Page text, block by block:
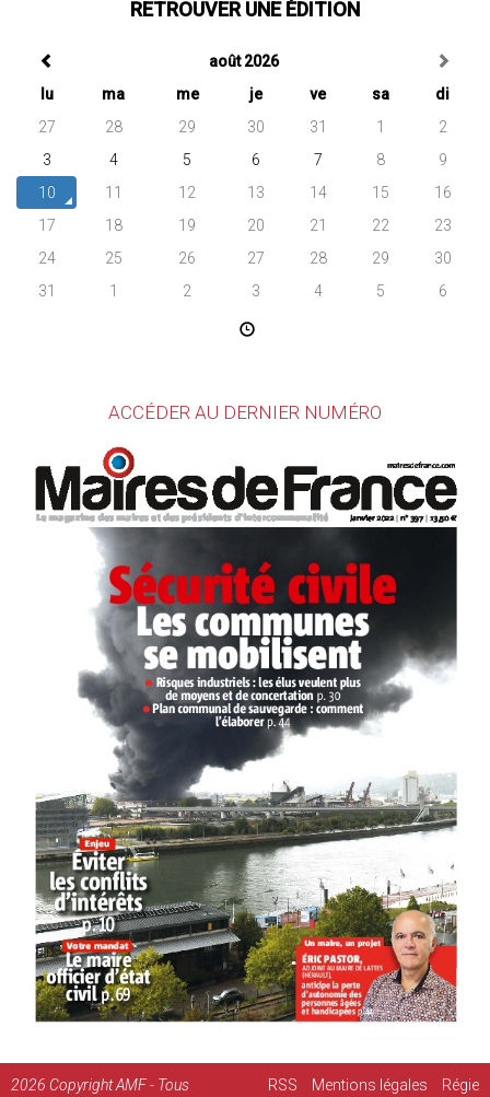
RETROUVER UNE ÉDITION
août 2026
lu
ma me je ve sa
di
27
28 29 30 31 1
2
3
4 5 6 7 8
9
10
11 12 13 14 15
16
17
18 19 20 21 22
23
24
25 26 27 28 29
30
31
1 2 3 4 5 6
ACCÉDER AU DERNIER NUMÉRO
2026 Copyright AMF - Tous RSS Mentions légales Régie